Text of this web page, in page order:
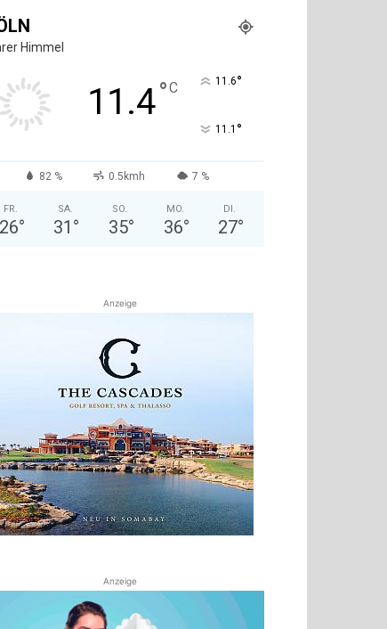
Himmel
11.4°C 11.6°
11.1 °
82 % 0.5kmh 7 %
FR.
26°
SA.
31 °
SO.
35°
MO.
36°
DI.
27°
Anzeige
Anzeige